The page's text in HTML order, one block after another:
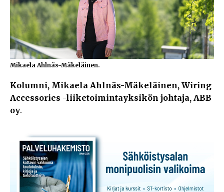
Mikaela Ahlnäs-Mäkeläinen.
Kolumni, Mikaela Ahlnäs-Mäkeläinen, Wiring
Accessories -liiketoimintayksikön johtaja, ABB
oy.